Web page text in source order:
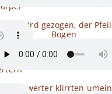
Bogen wird gezogen, der
Bogen
Schwerter klirrten